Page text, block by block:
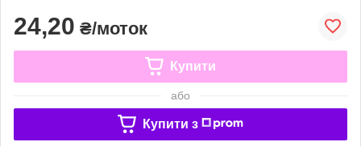
24,20 ₴/моток
Купити
або
Купити з